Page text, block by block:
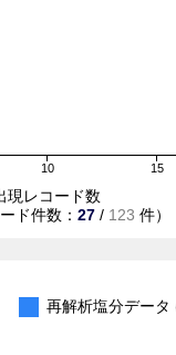
10 15
現レコード数
ド件数： 27 / 123 件）
再解析塩分データ